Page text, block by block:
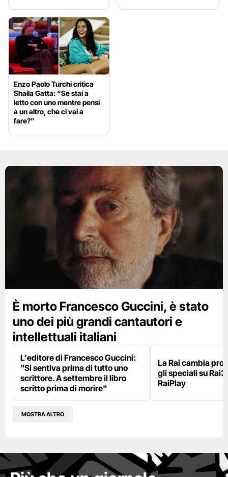
Enzo Paolo Turchi critica
Shaila Gatta: “Se stai a
letto con uno mentre pensi
a un altro, che ci vai a
fare?”
È morto Francesco Guccini, è stato
uno dei più grandi cantautori e
intellettuali italiani
L'editore di Francesco Guccini:
"Si sentiva prima di tutto uno
scrittore. A settembre il libro
scritto prima di morire"
La Rai cambia
gli speciali su
RaiPlay
MOSTRA ALTRO